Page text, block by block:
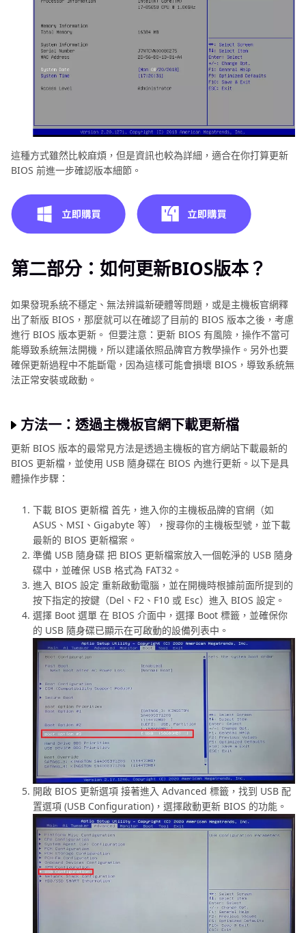
這種方式雖然比較麻煩，但是資訊也較為詳細，適合在你打算更新
BIOS 前進一步確認版本細節。
第二部分：如何更新BIOS版本？
如果發現系統不穩定、無法辨識新硬體等問題，或是主機板官網釋
出了新版 BIOS，那麼就可以在確認了目前的 BIOS 版本之後，考慮
進行 BIOS 版本更新。 但要注意：更新 BIOS 有風險，操作不當可
能導致系統無法開機，所以建議依照品牌官方教學操作。另外也要
確保更新過程中不能斷電，因為這樣可能會損壞 BIOS，導致系統無
法正常安裝或啟動。
方法一：透過主機板官網下載更新檔
更新 BIOS 版本的最常見方法是透過主機板的官方網站下載最新的
BIOS 更新檔，並使用 USB 隨身碟在 BIOS 內進行更新。以下是具
體操作步驟：
下載 BIOS 更新檔 首先，進入你的主機板品牌的官網（如
ASUS、MSI、Gigabyte 等），搜尋你的主機板型號，並下載
最新的 BIOS 更新檔案。
準備 USB 隨身碟 把 BIOS 更新檔案放入一個乾淨的 USB 隨身
碟中，並確保 USB 格式為 FAT32。
進入 BIOS 設定 重新啟動電腦，並在開機時根據前面所提到的
按下指定的按鍵（Del、F2、F10 或 Esc）進入 BIOS 設定。
選擇 Boot 選單 在 BIOS 介面中，選擇 Boot 標籤，並確保你
的 USB 隨身碟已顯示在可啟動的設備列表中。
開啟 BIOS 更新選項 接著進入 Advanced 標籤，找到 USB 配
置選項 (USB Configuration)，選擇啟動更新 BIOS 的功能。